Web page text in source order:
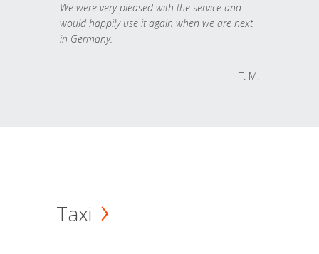
We were very pleased with the service and
would happily use it again when we are next
in Germany.
T. M.
Taxi